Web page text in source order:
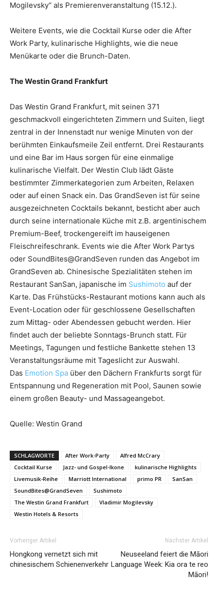
Mogilevsky“ als Premierenveranstaltung (15.12.).
Weitere Events, wie die Cocktail Kurse oder die After
Work Party, kulinarische Highlights, wie die neue
Menükarte oder die Brunch-Daten.
The Westin Grand Frankfurt
Das Westin Grand Frankfurt, mit seinen 371
geschmackvoll eingerichteten Zimmern und Suiten, liegt
zentral in der Innenstadt nur wenige Minuten von der
berühmten Einkaufsmeile Zeil entfernt. Drei Restaurants
und eine Bar im Haus sorgen für eine einmalige
kulinarische Vielfalt. Der Westin Club lädt Gäste
bestimmter Zimmerkategorien zum Arbeiten, Relaxen
oder auf einen Snack ein. Das GrandSeven ist für seine
ausgezeichneten Cocktails bekannt, besticht aber auch
durch seine internationale Küche mit z.B. argentinischem
Premium-Beef, trockengereift im hauseigenen
Fleischreifeschrank. Events wie die After Work Partys
oder SoundBites@GrandSeven runden das Angebot im
GrandSeven ab. Chinesische Spezialitäten stehen im
Restaurant SanSan, japanische im Sushimoto auf der
Karte. Das Frühstücks-Restaurant motions kann auch als
Event-Location oder für geschlossene Gesellschaften
zum Mittag- oder Abendessen gebucht werden. Hier
findet auch der beliebte Sonntags-Brunch statt. Für
Meetings, Tagungen und festliche Bankette stehen 13
Veranstaltungsräume mit Tageslicht zur Auswahl.
Das Emotion Spa über den Dächern Frankfurts sorgt für
Entspannung und Regeneration mit Pool, Saunen sowie
einem großen Beauty- und Massageangebot.
Quelle: Westin Grand
SCHLAGWORTE After Work-Party
Alfred McCrary
Cocktail Kurse
Jazz- und Gospel-Ikone
kulinarische Highlights
Livemusik-Reihe
Marriott International primo PR
SanSan
SoundBites@GrandSeven
Sushimoto
The Westin Grand Frankfurt
Vladimir Mogilevsky
Westin Hotels & Resorts
Vorheriger Artikel
Hongkong vernetzt sich mit
chinesischem Schienenverkehr
Nächster Artikel
Neuseeland feiert die Māori
Language Week: Kia ora te reo
Māori!